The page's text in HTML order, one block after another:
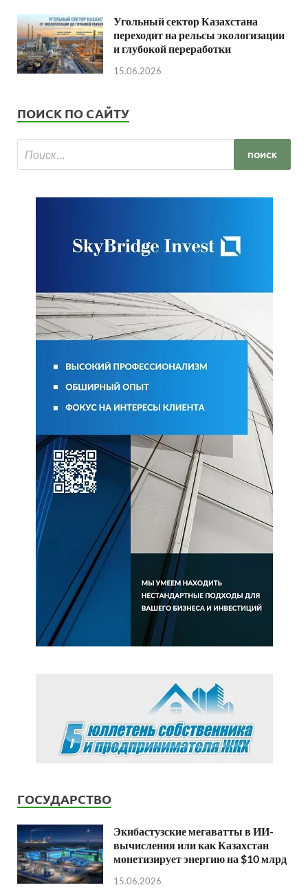
Угольный сектор Казахстана
переходит на рельсы экологизации
и глубокой переработки
15.06.2026
ПОИСК ПО САЙТУ
ГОСУДАРСТВО
Экибастузские мегаватты в ИИ-
вычисления или как Казахстан
монетизирует энергию на $10 млрд
15.06.2026